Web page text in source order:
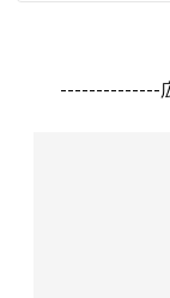
--------------